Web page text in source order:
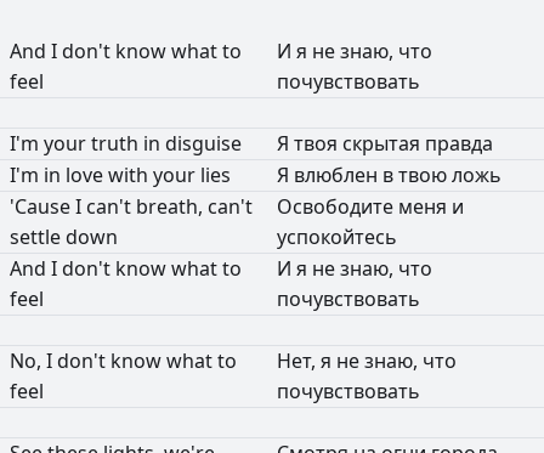
And Idon't knowwhatto
feel
И я незнаю, что
почувствовать
I'm yourtruth in disguise Я твоя скрытая правда
I'm in lovewith your lies Я влюблен втвоюложь
'CauseI can't breath, can't
settledown
Освободите меня и
успокойтесь
And Idon't knowwhatto
feel
И я незнаю, что
почувствовать
No, Idon't knowwhatto
feel
Нет, я незнаю, что
почувствовать